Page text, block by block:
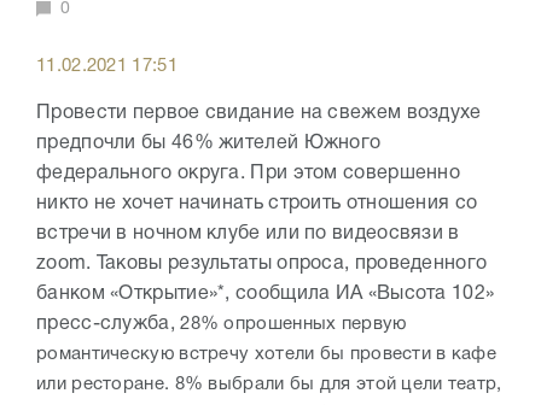
0
11.02.2021 17:51
Провести первое свидание на свежем воздухе
предпочли бы 46% жителей Южного
федерального округа. При этом совершенно
никто не хочет начинать строить отношения со
встречи в ночном клубе или по видеосвязи в
zoom. Таковы результаты опроса, проведенного
банком «Открытие»*, сообщила ИА «Высота 102»
пресс-служба,28% опрошенных первую
романтическую встречу хотели бы провести в кафе
или ресторане. 8% выбрали бы для этой цели театр,